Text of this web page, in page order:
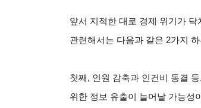
앞서 지적한 대로 경제 위기가
관련해서는 다음과 같은 2가지
첫째, 인원 감축과 인건비 동결
위한 정보 유출이 늘어날 가능성